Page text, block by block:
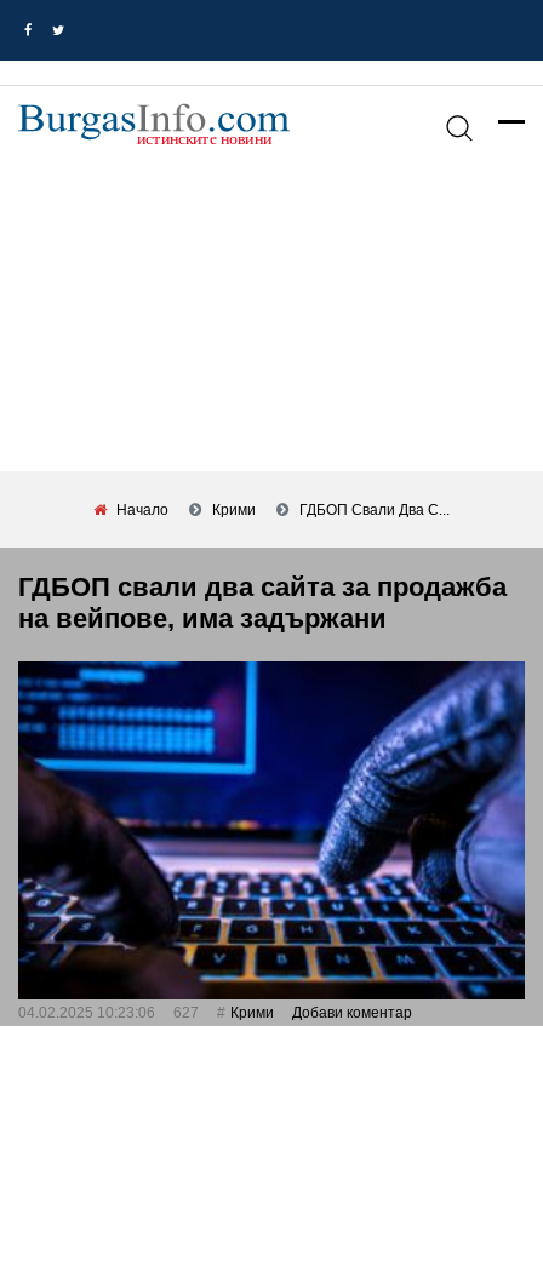
Начало Крими ГДБОП Свали Два С...
ГДБОП свали два сайта за продажба
на вейпове, има задържани
04.02.2025 10:23:06 627 Крими Добави коментар